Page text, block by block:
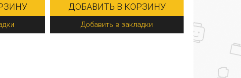
ДОБАВИТЬ В КОРЗИНУ
Добавить в закладки